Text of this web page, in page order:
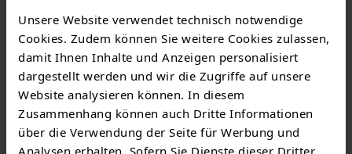
Unsere Website verwendet technisch notwendige
Cookies. Zudem können Sie weitere Cookies zulassen,
damit Ihnen Inhalte und Anzeigen personalisiert
dargestellt werden und wir die Zugriffe auf unsere
Website analysieren können. In diesem
Zusammenhang können auch Dritte Informationen
über die Verwendung der Seite für Werbung und
Analysen erhalten. Sofern Sie Dienste dieser Dritter
Muss ich in der App einen Vertrag anlegen?
Nach dem Download unserer App ist der erste
Schritt die Registrierung als neuer Nutzer. Nach
erfolgreicher Registrierung müssen Sie einen
Ladevertrag abschließen und Ihre Kreditkarte
als Zahlungsmittel …